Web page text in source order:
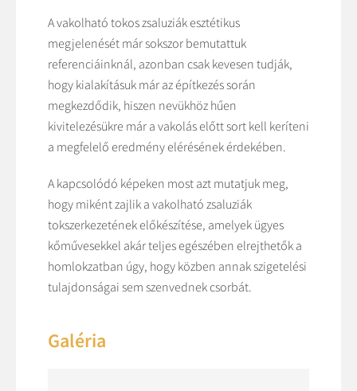
A vakolható tokos zsaluziák esztétikus
megjelenését már sokszor bemutattuk
referenciáinknál, azonban csak kevesen tudják,
hogy kialakításuk már az építkezés során
megkezdődik, hiszen nevükhöz hűen
kivitelezésükre már a vakolás előtt sort kell keríteni
a megfelelő eredmény elérésének érdekében.
A kapcsolódó képeken most azt mutatjuk meg,
hogy miként zajlik a vakolható zsaluziák
tokszerkezetének előkészítése, amelyek ügyes
kőművesekkel akár teljes egészében elrejthetők a
homlokzatban úgy, hogy közben annak szigetelési
tulajdonságai sem szenvednek csorbát.
Galéria